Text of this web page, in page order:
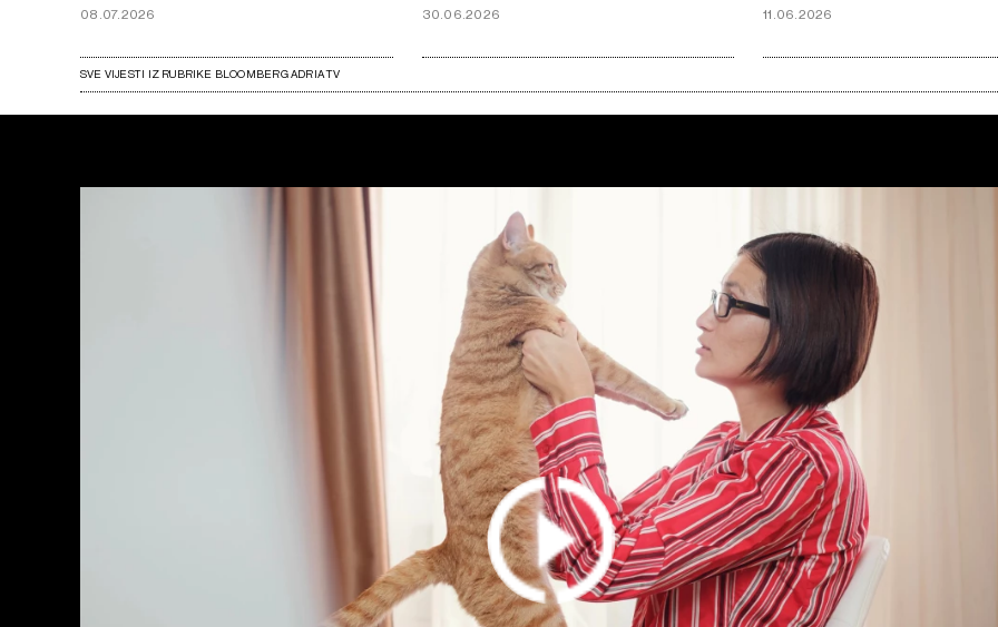
08.07.2026 30.06.2026 11.06.2026
SVE VIJESTI IZ RUBRIKE BLOOMBERG ADRIA TV